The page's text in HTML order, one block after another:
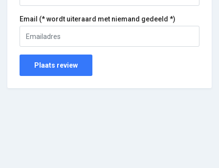
Email (* wordt uiteraard met niemand gedeeld *)
Plaats review